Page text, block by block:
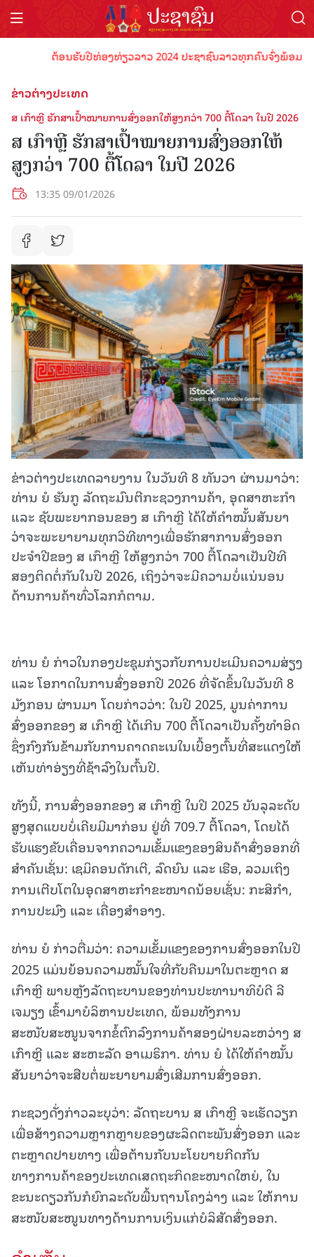
ຕ້ອນຮັບປີທ່ອງທ່ຽວລາວ 2024 ປະຊາຊົນລາວທຸກຄົນຈົ່ງພ້ອມເປັ
ຂ່າວຕ່າງປະເທດ
ສ ເກົາຫຼີ ຮັກສາເປົ້າໝາຍການສົ່ງອອກໃຫ້ສູງກວ່າ 700 ຕື້ໂດລາ ໃນປີ 2026
ສ ເກົາຫຼີ ຮັກສາເປົ້າໝາຍການສົ່ງອອກໃຫ້
ສູງກວ່າ 700 ຕື້ໂດລາ ໃນປີ 2026
13:35 09/01/2026
ຂ່າວຕ່າງປະເທດລາຍງານ ໃນວັນທີ 8 ທັນວາ ຜ່ານມາວ່າ:
ທ່ານ ຍໍ ຮັນກູ ລັດຖະມົນຕີກະຊວງການຄ້າ, ອຸດສາຫະກຳ
ແລະ ຊັບພະຍາກອນຂອງ ສ ເກົາຫຼີ ໄດ້ໃຫ້ຄຳໝັ້ນສັນຍາ
ວ່າຈະພະຍາຍາມທຸກວິທີທາງເພື່ອຮັກສາການສົ່ງອອກ
ປະຈຳປີຂອງ ສ ເກົາຫຼີ ໃຫ້ສູງກວ່າ 700 ຕື້ໂດລາເປັນປີທີ
ສອງຕິດຕໍ່ກັນໃນປີ 2026, ເຖິງວ່າຈະມີຄວາມບໍ່ແນ່ນອນ
ດ້ານການຄ້າທົ່ວໂລກກໍຕາມ.
ທ່ານ ຍໍ ກ່າວໃນກອງປະຊຸມກ່ຽວກັບການປະເມີນຄວາມສ່ຽງ
ແລະ ໂອກາດໃນການສົ່ງອອກປີ 2026 ທີ່ຈັດຂຶ້ນໃນວັນທີ 8
ມັງກອນ ຜ່ານມາ ໂດຍກ່າວວ່າ: ໃນປີ 2025, ມູນຄ່າການ
ສົ່ງອອກຂອງ ສ ເກົາຫຼີ ໄດ້ເກີນ 700 ຕື້ໂດລາເປັນຄັ້ງທຳອິດ
ຊຶ່ງກົງກັນຂ້າມກັບການຄາດຄະເນໃນເບື້ອງຕົ້ນທີ່ສະແດງໃຫ້
ເຫັນທ່າອ່ຽງທີ່ຊ້າລົງໃນຕົ້ນປີ.
ທັງນີ້, ການສົ່ງອອກຂອງ ສ ເກົາຫຼີ ໃນປີ 2025 ບັນລຸລະດັບ
ສູງສຸດແບບບໍ່ເຄີຍມີມາກ່ອນ ຢູ່ທີ່ 709.7 ຕື້ໂດລາ, ໂດຍໄດ້
ຮັບແຮງຂັບເຄື່ອນຈາກຄວາມເຂັ້ມແຂງຂອງສິນຄ້າສົ່ງອອກທີ່
ສຳຄັນເຊັ່ນ: ເຊມິຄອນດັກເຕີ, ລົດຍົນ ແລະ ເຮືອ, ລວມເຖິງ
ການເຕີບໂຕໃນອຸດສາຫະກຳຂະໜາດນ້ອຍເຊັ່ນ: ກະສິກຳ,
ການປະມົງ ແລະ ເຄື່ອງສຳອາງ.
ທ່ານ ຍໍ ກ່າວຕື່ມວ່າ: ຄວາມເຂັ້ມແຂງຂອງການສົ່ງອອກໃນປີ
2025 ແມ່ນຍ້ອນຄວາມໝັ້ນໃຈທີ່ກັບຄືນມາໃນຕະຫຼາດ ສ
ເກົາຫຼີ ພາຍຫຼັງລັດຖະບານຂອງທ່ານປະທານາທິບໍດີ ລີ
ເຈມຽງ ເຂົ້າມາບໍລິຫານປະເທດ, ພ້ອມທັງການ
ສະໜັບສະໜູນຈາກຂໍ້ຕົກລົງການຄ້າສອງຝ່າຍລະຫວ່າງ ສ
ເກົາຫຼີ ແລະ ສະຫະລັດ ອາເມຣິກາ. ທ່ານ ຍໍ ໄດ້ໃຫ້ຄຳໝັ້ນ
ສັນຍາວ່າຈະສືບຕໍ່ພະຍາຍາມສົ່ງເສີມການສົ່ງອອກ.
ກະຊວງດັ່ງກ່າວລະບຸວ່າ: ລັດຖະບານ ສ ເກົາຫຼີ ຈະເຮັດວຽກ
ເພື່ອສ້າງຄວາມຫຼາກຫຼາຍຂອງຜະລິດຕະພັນສົ່ງອອກ ແລະ
ຕະຫຼາດປາຍທາງ ເພື່ອຕ້ານກັບນະໂຍບາຍກີດກັນ
ທາງການຄ້າຂອງປະເທດເສດຖະກິດຂະໜາດໃຫຍ່, ໃນ
ຂະນະດຽວກັນກໍຍົກລະດັບພື້ນຖານໂຄງລ່າງ ແລະ ໃຫ້ການ
ສະໜັບສະໜູນທາງດ້ານການເງິນແກ່ບໍລິສັດສົ່ງອອກ.